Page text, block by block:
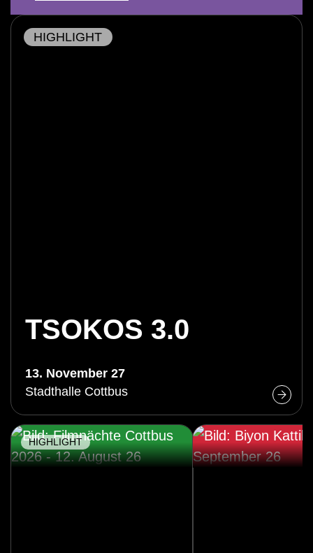
HIGHLIGHT
TSOKOS 3.0
13. November 27
Stadthalle Cottbus
HIGHLIGHT